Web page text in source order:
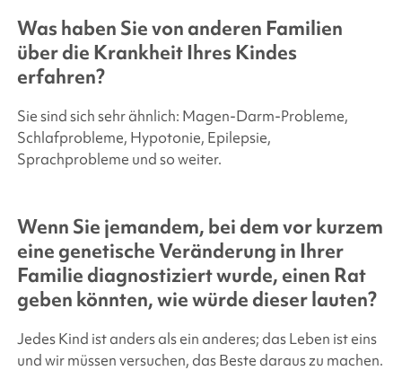
Was haben Sie von anderen Familien
über die Krankheit Ihres Kindes
erfahren?
Sie sind sich sehr ähnlich: Magen-Darm-Probleme,
Schlafprobleme, Hypotonie, Epilepsie,
Sprachprobleme und so weiter.
Wenn Sie jemandem, bei dem vor kurzem
eine genetische Veränderung in Ihrer
Familie diagnostiziert wurde, einen Rat
geben könnten, wie würde dieser lauten?
Jedes Kind ist anders als ein anderes; das Leben ist eins
und wir müssen versuchen, das Beste daraus zu machen.